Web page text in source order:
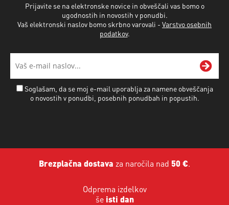
Prijavite se na elektronske novice in obveščali vas bomo o
ugodnostih in novostih v ponudbi.
Vaš elektronski naslov bomo skrbno varovali - Varstvo osebnih
podatkov.
Soglašam, da se moj e-mail uporablja za namene obveščanja
o novostih v ponudbi, posebnih ponudbah in popustih.
Brezplačna dostava za naročila nad 50 €.
Odprema izdelkov
še isti dan